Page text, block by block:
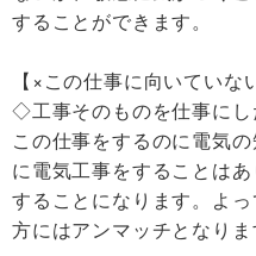
することができます。
【×この仕事に向いていな
◇工事そのものを仕事にし
この仕事をするのに電気
に電気工事をすることは
することになります。よ
方にはアンマッチとなりま